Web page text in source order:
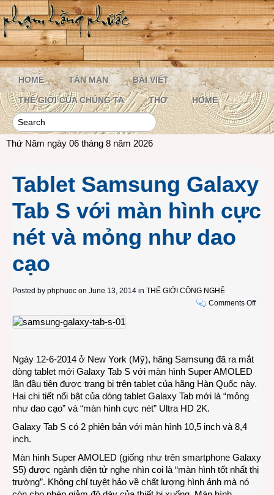
HOME TẢN MẠN BÀI VIẾT
THẾ GIỚI CỦA CHÚNG TA THƠ HOME
Thứ Năm ngày 06 tháng 8 năm 2026
Tablet Samsung Galaxy
Tab S với màn hình cực
nét và mỏng như dao
cạo
Posted by phphuoc on June 13, 2014 in THẾ GIỚI CÔNG NGHỆ
Comments Offon
màn
như
dao
Ngày 12-6-2014 ở New York (Mỹ), hãng Samsung đã ra mắt
dòng tablet mới Galaxy Tab S với màn hình Super AMOLED
lần đầu tiên được trang bị trên tablet của hãng Hàn Quốc này.
Hai chi tiết nổi bật của dòng tablet Galaxy Tab mới là “mỏng
như dao cạo” và “màn hình cực nét” Ultra HD 2K.
Galaxy Tab S có 2 phiên bản với màn hình 10,5 inch và 8,4
inch.
Màn hình Super AMOLED (giống như trên smartphone Galaxy
S5) được ngành điện tử nghe nhìn coi là “màn hình tốt nhất thị
trường”. Không chỉ tuyệt hảo về chất lượng hình ảnh mà nó